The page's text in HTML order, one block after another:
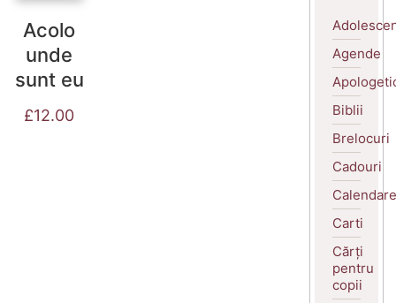
Acolo
unde
sunt eu
£12.00
Agende
Biblii
Brelocuri
Cadouri
Calendare
Carti
Cărți
pentru
copii